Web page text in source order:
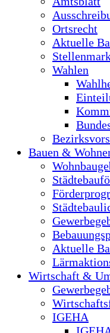
Ortsrecht
Aktuelle
Wahlen
Bauen &
Aktuelle
Wirtschaft &
IGEHA